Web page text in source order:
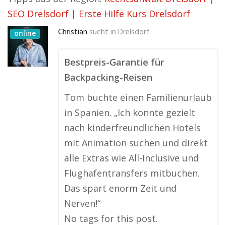
SEO Drelsdorf | Erste Hilfe Kurs Drelsdorf
online Christian sucht in Drelsdorf
Bestpreis-Garantie für
Backpacking-Reisen
Tom buchte einen Familienurlaub
in Spanien. „Ich konnte gezielt
nach kinderfreundlichen Hotels
mit Animation suchen und direkt
alle Extras wie All-Inclusive und
Flughafentransfers mitbuchen.
Das spart enorm Zeit und
Nerven!“
No tags for this post.